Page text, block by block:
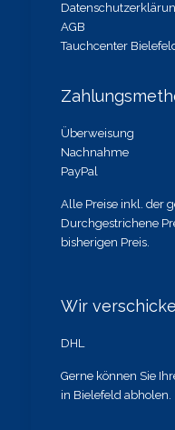
AGB
Tauchcenter
Überweisung
Nachnahme
PayPal
Alle Preise inkl. der
Durchgestrichene
bisherigen Preis.
Wir
DHL
Gerne können Sie
in Bielefeld abholen.